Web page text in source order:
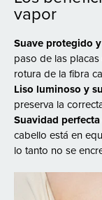
Conveniente para
En el paquete
- Elpaño suave
calentadas
productos
- Elelástico B
evitar que se dañe.
vapor
Suave protegido
paso de las
rotura de la fibra
Liso luminoso y
preserva la
Suavidad
cabello está en
lo tanto no se